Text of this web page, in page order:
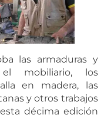
las armaduras y
mobiliario, los
en madera, las
y otros trabajos
décima edición